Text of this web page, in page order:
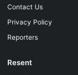
Contact Us
Privacy Policy
Reporters
Resent